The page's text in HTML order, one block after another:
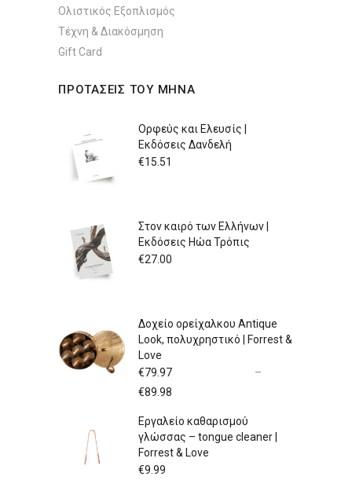
Ολιστικός Εξοπλισμός
Τέχνη & Διακόσμηση
Gift Card
ΠΡΟΤΑΣΕΙΣ ΤΟΥ ΜΗΝΑ
Ορφεύς και Ελευσίς |
Εκδόσεις Δανδελή
€15.51
Στον καιρό των Ελλήνων |
Εκδόσεις Ηώα Τρόπις
€27.00
Δοχείο ορείχαλκου Antique
Look, πολυχρηστικό | Forrest &
Love
€79.97
–
€89.98
through
Εργαλείο καθαρισμού
γλώσσας – tongue cleaner |
Forrest & Love
€9.99